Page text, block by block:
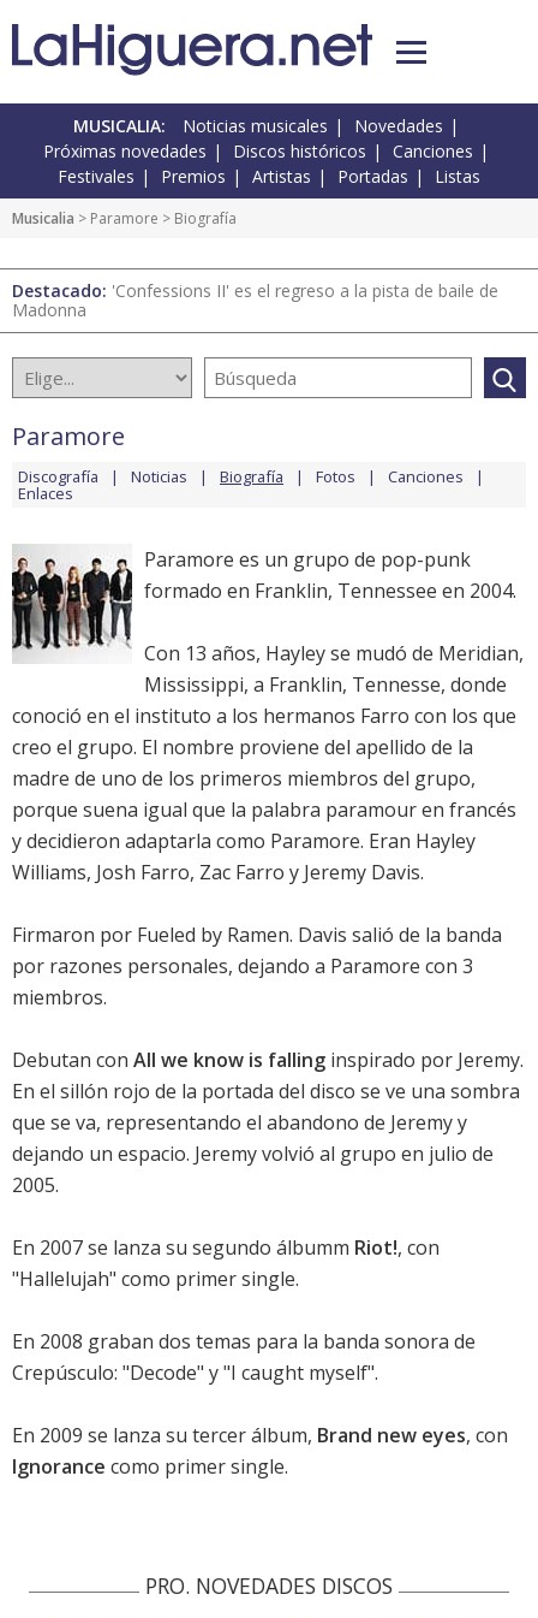
MUSICALIA: Noticias musicales
Novedades
Próximas novedades
Discos históricos
Canciones
Festivales
Premios Artistas Portadas Listas
Musicalia > Paramore > Biografía
Destacado: 'Confessions II' es el regreso a la pista de baile de
Madonna
Paramore
Discografía Noticias Biografía Fotos Canciones
Enlaces
Paramore es un grupo de pop-punk
formado en Franklin, Tennessee en 2004.
Con 13 años, Hayley se mudó de Meridian,
Mississippi, a Franklin, Tennesse, donde
conoció en el instituto a los hermanos Farro con los que
creo el grupo. El nombre proviene del apellido de la
madre de uno de los primeros miembros del grupo,
porque suena igual que la palabra paramour en francés
y decidieron adaptarla como Paramore. Eran Hayley
Williams, Josh Farro, Zac Farro y Jeremy Davis.
Firmaron por Fueled by Ramen. Davis salió de la banda
por razones personales, dejando a Paramore con 3
miembros.
Debutan con All we know is falling inspirado por Jeremy.
En el sillón rojo de la portada del disco se ve una sombra
que se va, representando el abandono de Jeremy y
dejando un espacio. Jeremy volvió al grupo en julio de
2005.
En 2007 se lanza su segundo álbumm Riot!, con
"Hallelujah" como primer single.
En 2008 graban dos temas para la banda sonora de
Crepúsculo: "Decode" y "I caught myself".
En 2009 se lanza su tercer álbum, Brand new eyes, con
Ignorance como primer single.
PRO. NOVEDADES DISCOS